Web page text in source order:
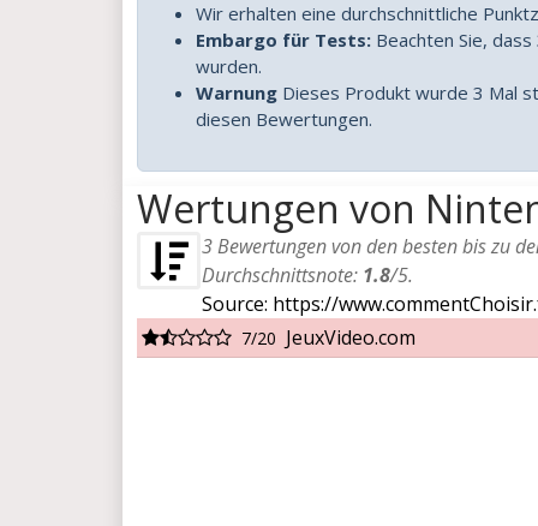
Wir erhalten eine durchschnittliche
Embargo für Tests: Beachten Sie,
wurden.
Warnung Dieses Produkt wurde 3 Mal
diesen Bewertungen.
Wertungen von
3Bewertungen von den besten bis zu
Durchschnittsnote: 1.8/5.
Source: https://
7/20 JeuxVideo.com